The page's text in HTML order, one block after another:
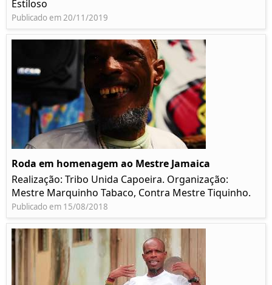
Estiloso
Publicado em 20/11/2019
Roda em homenagem ao Mestre Jamaica
Realização: Tribo Unida Capoeira. Organização:
Mestre Marquinho Tabaco, Contra Mestre Tiquinho.
Publicado em 15/08/2018